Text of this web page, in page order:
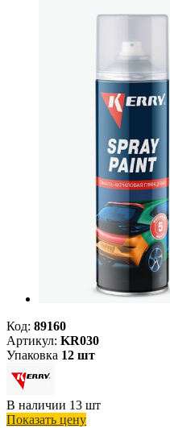
Код: 89160
Артикул: KR030
Упаковка 12 шт
В наличии 13 шт
Показать цену